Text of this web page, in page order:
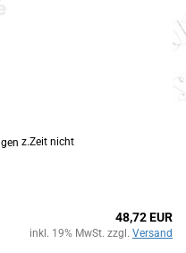
z.Zeit nicht
48,72 EUR
inkl. 19% MwSt. zzgl. Versand